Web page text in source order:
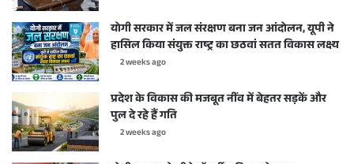
योगी सरकार में जल संरक्षण बना जन आंदोलन, यूपी ने
हासिल किया संयुक्त राष्ट्र का छठवां सतत विकास लक्ष्य
2 weeks ago
प्रदेश के विकास की मजबूत नींव में बेहतर सड़कें और
पुल दे रहे हैं गति
2 weeks ago